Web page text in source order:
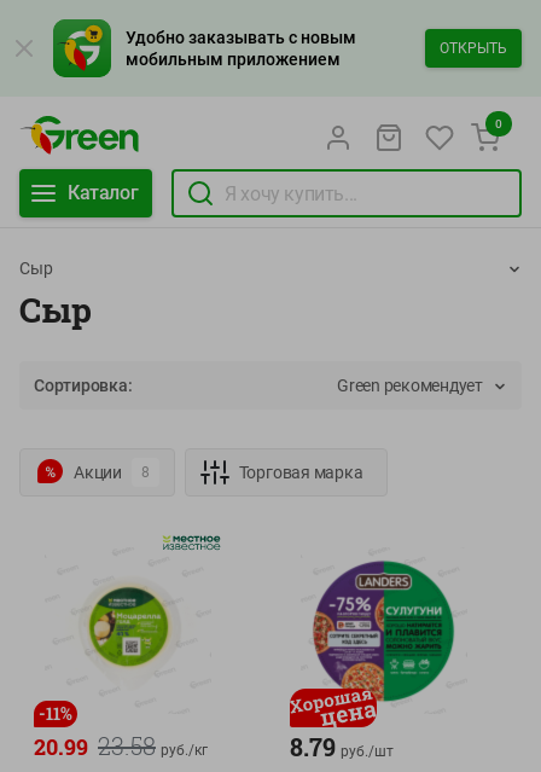
Удобно заказывать с новым
мобильным приложением
ОТКРЫТЬ
Каталог
0
Сыр
Сыр
Сортировка: Green рекомендует
Акции 8 Торговая марка
-11%
23.58
20.99 руб./кг 8.79 руб./шт